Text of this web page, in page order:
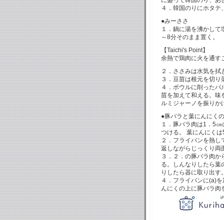
４．韓国のりにホタ
●みーささ
１．鍋に湯を沸かし
～8分そのまま置く。
【Taichi's Point】
余熱で鶏肉に火を通す
２．ささみは水気を
３．豆苗は根元を切
４．ボウルに削った
苗を加えて和える。味
ルミジャーノを振りか
●豚バラと葉にんにく
１．豚バラ肉は1．5
つける。 葉にんにく
２．フライパンを熱
返しながらじっくり両
３．２．の豚バラ肉
る。しんなりしたら葉
りしたら器に取り出す
４．フライパンに(a)
んにくの上に豚バラ肉